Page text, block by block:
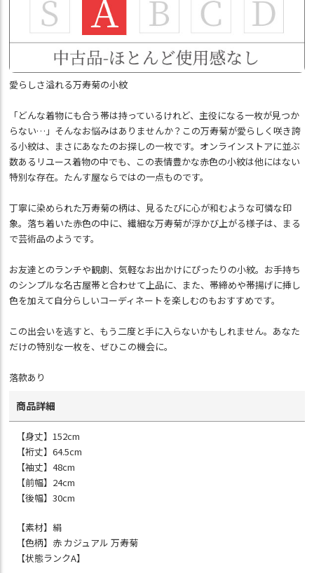
愛らしさ溢れる万寿菊の小紋
「どんな着物にも合う帯は持っているけれど、主役になる一枚が見つか
らない…」そんなお悩みはありませんか？この万寿菊が愛らしく咲き誇
る小紋は、まさにあなたのお探しの一枚です。オンラインストアに並ぶ
数あるリユース着物の中でも、この表情豊かな赤色の小紋は他にはない
特別な存在。たんす屋ならではの一点ものです。
丁寧に染められた万寿菊の柄は、見るたびに心が和むような可憐な印
象。落ち着いた赤色の中に、繊細な万寿菊が浮かび上がる様子は、まる
で芸術品のようです。
お友達とのランチや観劇、気軽なお出かけにぴったりの小紋。お手持ち
のシンプルな名古屋帯と合わせて上品に、また、帯締めや帯揚げに挿し
色を加えて自分らしいコーディネートを楽しむのもおすすめです。
この出会いを逃すと、もう二度と手に入らないかもしれません。あなた
だけの特別な一枚を、ぜひこの機会に。
落款あり
商品詳細
【身丈】152cm
【裄丈】64.5cm
【袖丈】48cm
【前幅】24cm
【後幅】30cm
【素材】絹
【色柄】赤 カジュアル 万寿菊
【状態ランクA】